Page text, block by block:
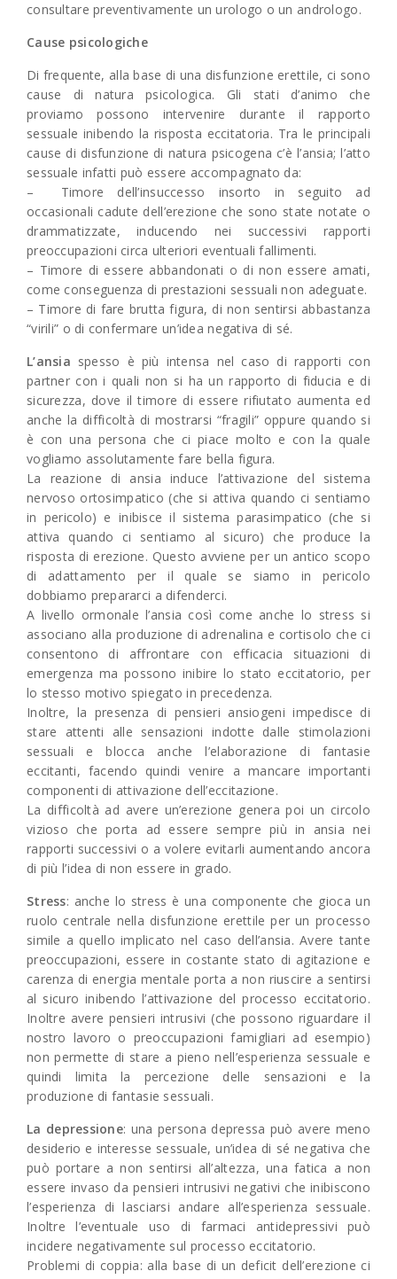
consultare preventivamente un urologo o un andrologo.
Cause psicologiche
Di frequente, alla base di una disfunzione erettile, ci sono
cause di natura psicologica. Gli stati d’animo che
proviamo possono intervenire durante il rapporto
sessuale inibendo la risposta eccitatoria. Tra le principali
cause di disfunzione di natura psicogena c’è l’ansia; l’atto
sessuale infatti può essere accompagnato da:
– Timore dell’insuccesso insorto in seguito ad
occasionali cadute dell’erezione che sono state notate o
drammatizzate, inducendo nei successivi rapporti
preoccupazioni circa ulteriori eventuali fallimenti.
– Timore di essere abbandonati o di non essere amati,
come conseguenza di prestazioni sessuali non adeguate.
– Timore di fare brutta figura, di non sentirsi abbastanza
“virili” o di confermare un’idea negativa di sé.
L’ansia spesso è più intensa nel caso di rapporti con
partner con i quali non si ha un rapporto di fiducia e di
sicurezza, dove il timore di essere rifiutato aumenta ed
anche la difficoltà di mostrarsi “fragili” oppure quando si
è con una persona che ci piace molto e con la quale
vogliamo assolutamente fare bella figura.
La reazione di ansia induce l’attivazione del sistema
nervoso ortosimpatico (che si attiva quando ci sentiamo
in pericolo) e inibisce il sistema parasimpatico (che si
attiva quando ci sentiamo al sicuro) che produce la
risposta di erezione. Questo avviene per un antico scopo
di adattamento per il quale se siamo in pericolo
dobbiamo prepararci a difenderci.
A livello ormonale l’ansia così come anche lo stress si
associano alla produzione di adrenalina e cortisolo che ci
consentono di affrontare con efficacia situazioni di
emergenza ma possono inibire lo stato eccitatorio, per
lo stesso motivo spiegato in precedenza.
Inoltre, la presenza di pensieri ansiogeni impedisce di
stare attenti alle sensazioni indotte dalle stimolazioni
sessuali e blocca anche l’elaborazione di fantasie
eccitanti, facendo quindi venire a mancare importanti
componenti di attivazione dell’eccitazione.
La difficoltà ad avere un’erezione genera poi un circolo
vizioso che porta ad essere sempre più in ansia nei
rapporti successivi o a volere evitarli aumentando ancora
di più l’idea di non essere in grado.
Stress: anche lo stress è una componente che gioca un
ruolo centrale nella disfunzione erettile per un processo
simile a quello implicato nel caso dell’ansia. Avere tante
preoccupazioni, essere in costante stato di agitazione e
carenza di energia mentale porta a non riuscire a sentirsi
al sicuro inibendo l’attivazione del processo eccitatorio.
Inoltre avere pensieri intrusivi (che possono riguardare il
nostro lavoro o preoccupazioni famigliari ad esempio)
non permette di stare a pieno nell’esperienza sessuale e
quindi limita la percezione delle sensazioni e la
produzione di fantasie sessuali.
La depressione: una persona depressa può avere meno
desiderio e interesse sessuale, un’idea di sé negativa che
può portare a non sentirsi all’altezza, una fatica a non
essere invaso da pensieri intrusivi negativi che inibiscono
l’esperienza di lasciarsi andare all’esperienza sessuale.
Inoltre l’eventuale uso di farmaci antidepressivi può
incidere negativamente sul processo eccitatorio.
Problemi di coppia: alla base di un deficit dell’erezione ci